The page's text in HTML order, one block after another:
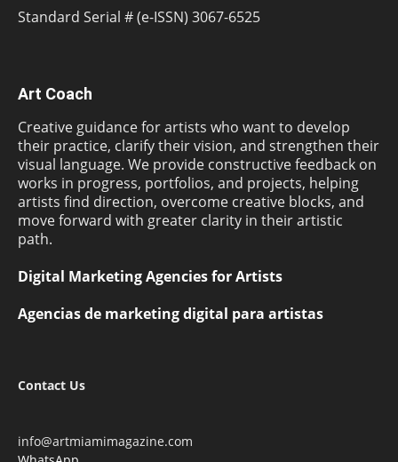
Standard Serial # (e-ISSN) 3067-6525
Art Coach
Creative guidance for artists who want to develop
their practice, clarify their vision, and strengthen their
visual language. We provide constructive feedback on
works in progress, portfolios, and projects, helping
artists find direction, overcome creative blocks, and
move forward with greater clarity in their artistic
path.
Digital Marketing Agencies for Artists
Agencias de marketing digital para artistas
Contact Us
info@artmiamimagazine.com